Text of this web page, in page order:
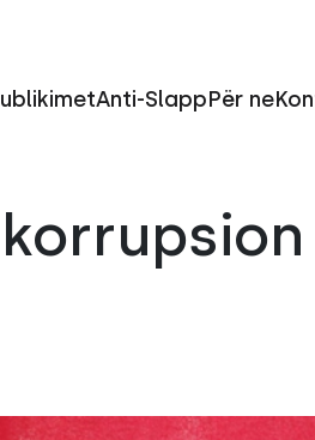
Anti-SlappPër ne